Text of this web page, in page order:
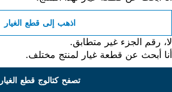
اذهب إلى قطع الغيار
رقم الجزء غير متطابق.
أبحث عن قطعة غيار لمنتج مختلف.
تصفح كتالوج قطع الغيار